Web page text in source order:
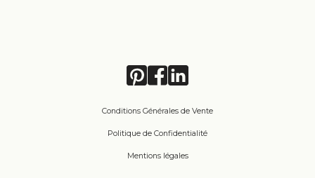
Conditions Générales de Vente
Politique de Confidentialité
Mentions légales